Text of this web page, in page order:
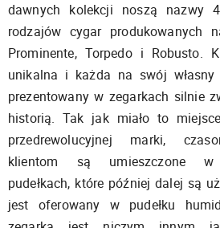
dawnych kolekcji noszą nazwy
rodzajów cygar produkowanych
Prominente, Torpedo i Robusto.
unikalna i każda na swój
prezentowany w zegarkach silnie
historią. Tak jak miało to
przedrewolucyjnej marki,
klientom są umieszczone w
pudełkach, które później dalej są
jest oferowany w pudełku